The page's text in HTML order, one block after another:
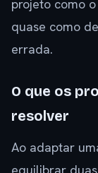
projeto como
quase como
errada.
O que os
resolver
Ao adaptar